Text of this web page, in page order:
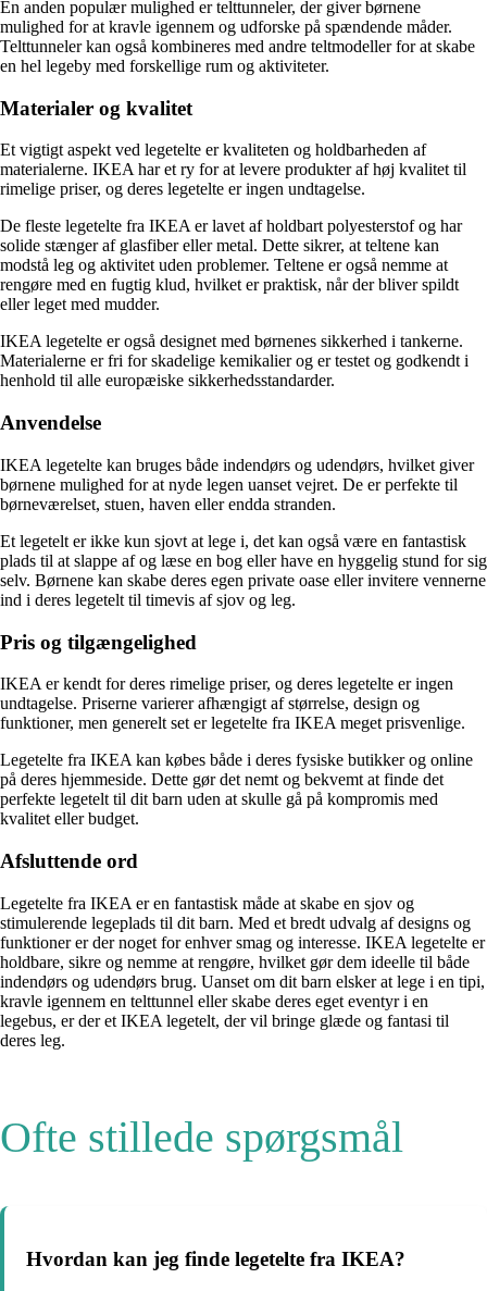
En anden populær mulighed er telttunneler, der giver børnene
mulighed for at kravle igennem og udforske på spændende måder.
Telttunneler kan også kombineres med andre teltmodeller for at skabe
en hel legeby med forskellige rum og aktiviteter.
Materialer og kvalitet
Et vigtigt aspekt ved legetelte er kvaliteten og holdbarheden af
materialerne. IKEA har et ry for at levere produkter af høj kvalitet til
rimelige priser, og deres legetelte er ingen undtagelse.
De fleste legetelte fra IKEA er lavet af holdbart polyesterstof og har
solide stænger af glasfiber eller metal. Dette sikrer, at teltene kan
modstå leg og aktivitet uden problemer. Teltene er også nemme at
rengøre med en fugtig klud, hvilket er praktisk, når der bliver spildt
eller leget med mudder.
IKEA legetelte er også designet med børnenes sikkerhed i tankerne.
Materialerne er fri for skadelige kemikalier og er testet og godkendt i
henhold til alle europæiske sikkerhedsstandarder.
Anvendelse
IKEA legetelte kan bruges både indendørs og udendørs, hvilket giver
børnene mulighed for at nyde legen uanset vejret. De er perfekte til
børneværelset, stuen, haven eller endda stranden.
Et legetelt er ikke kun sjovt at lege i, det kan også være en fantastisk
plads til at slappe af og læse en bog eller have en hyggelig stund for sig
selv. Børnene kan skabe deres egen private oase eller invitere vennerne
ind i deres legetelt til timevis af sjov og leg.
Pris og tilgængelighed
IKEA er kendt for deres rimelige priser, og deres legetelte er ingen
undtagelse. Priserne varierer afhængigt af størrelse, design og
funktioner, men generelt set er legetelte fra IKEA meget prisvenlige.
Legetelte fra IKEA kan købes både i deres fysiske butikker og online
på deres hjemmeside. Dette gør det nemt og bekvemt at finde det
perfekte legetelt til dit barn uden at skulle gå på kompromis med
kvalitet eller budget.
Afsluttende ord
Legetelte fra IKEA er en fantastisk måde at skabe en sjov og
stimulerende legeplads til dit barn. Med et bredt udvalg af designs og
funktioner er der noget for enhver smag og interesse. IKEA legetelte er
holdbare, sikre og nemme at rengøre, hvilket gør dem ideelle til både
indendørs og udendørs brug. Uanset om dit barn elsker at lege i en tipi,
kravle igennem en telttunnel eller skabe deres eget eventyr i en
legebus, er der et IKEA legetelt, der vil bringe glæde og fantasi til
deres leg.
Ofte stillede spørgsmål
Hvordan kan jeg finde legetelte fra IKEA?